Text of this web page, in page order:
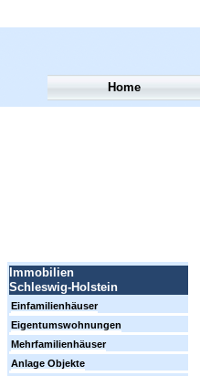
Home
Immobilien
Schleswig-Holstein
Einfamilienhäuser
Eigentumswohnungen
Mehrfamilienhäuser
Anlage Objekte